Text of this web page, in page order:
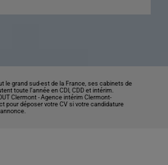
le grand sud-est de la France, ses cabinets de
toute l’année en CDI, CDD et intérim.
Clermont -Agence intérim Clermont-
pour déposer votre CV si votre candidature